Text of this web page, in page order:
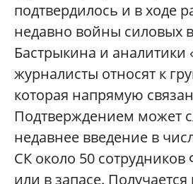
подтвердилось и в ходе
недавно войны силовых
Бастрыкина и аналитики
журналисты относят к
которая напрямую
Подтверждением может
недавнее введение в
СК около 50 сотрудников
или в запасе.